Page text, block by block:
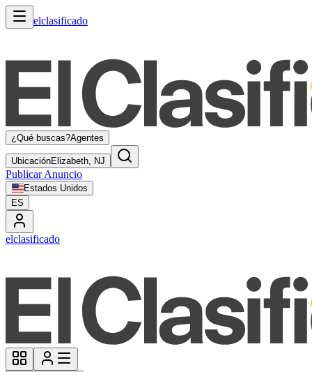
elclasificado
¿Qué buscas?Agentes
UbicaciónElizabeth, NJ
Publicar Anuncio
Estados Unidos
ES
elclasificado